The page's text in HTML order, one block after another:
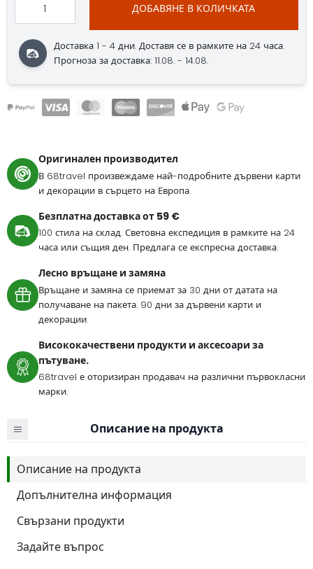
ДОБАВЯНЕ В КОЛИЧКАТА
Доставка 1 - 4 дни. Доставя се в рамките на 24 часа.
Прогноза за доставка: 11.08. - 14.08.
Оригинален производител
В 68travel произвеждаме най-подробните дървени карти
и декорации в сърцето на Европа.
Безплатна доставка от 59 €
100 стила на склад. Световна експедиция в рамките на 24
часа или същия ден. Предлага се експресна доставка.
Лесно връщане и замяна
Връщане и замяна се приемат за 30 дни от датата на
получаване на пакета. 90 дни за дървени карти и
декорации.
Висококачествени продукти и аксесоари за
пътуване.
68travel е оторизиран продавач на различни първокласни
марки.
Описание на продукта
Описание на продукта
Допълнителна информация
Свързани продукти
Задайте въпрос